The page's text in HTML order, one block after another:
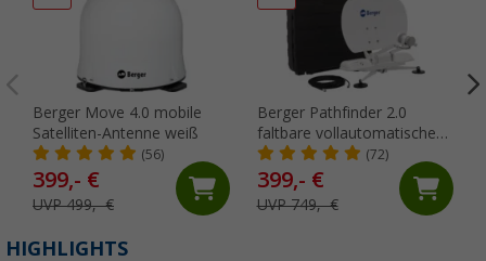
Berger Move 4.0 mobile
Satelliten-Antenne weiß
(56)
399,- €
UVP 499,- €
Berger Pathfinder 2.0
faltbare vollautomatische
Sat-Anlage Weiß(72)
399,- €
UVP 749,- €
HIGHLIGHTS